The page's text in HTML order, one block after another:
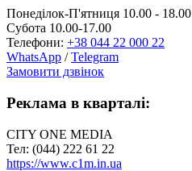
Понеділок-П'ятниця 10.00 - 18.00
Субота 10.00-17.00
Телефони: +38 044 22 000 22
WhatsApp /Telegram
Замовити дзвінок
Реклама в кварталі:
CITY ONE MEDIA
Тел: (044) 222 61 22
https://www.c1m.in.ua